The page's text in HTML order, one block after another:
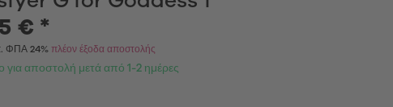
€ *
ΦΠΑ 24%πλέον έξοδα αποστολής
για αποστολή μετά από 1-2 ημέρες